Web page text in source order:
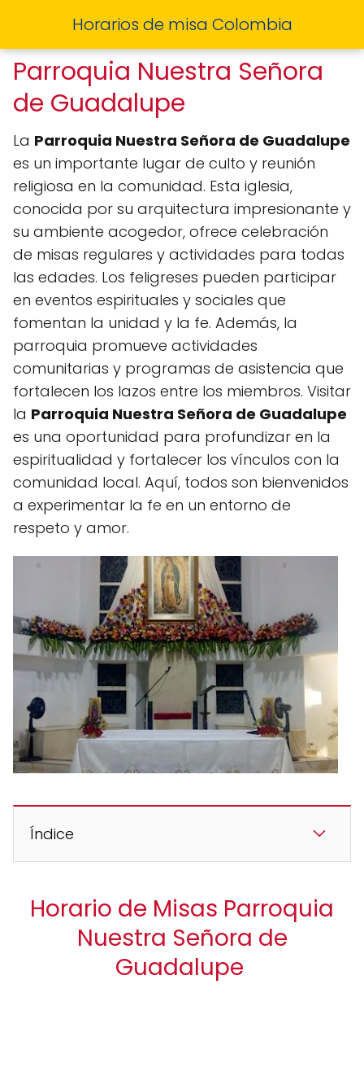
Horarios de misa Colombia
Parroquia Nuestra Señora
de Guadalupe
La Parroquia Nuestra Señora de Guadalupe
es un importante lugar de culto y reunión
religiosa en la comunidad. Esta iglesia,
conocida por su arquitectura impresionante y
su ambiente acogedor, ofrece celebración
de misas regulares y actividades para todas
las edades. Los feligreses pueden participar
en eventos espirituales y sociales que
fomentan la unidad y la fe. Además, la
parroquia promueve actividades
comunitarias y programas de asistencia que
fortalecen los lazos entre los miembros. Visitar
la Parroquia Nuestra Señora de Guadalupe
es una oportunidad para profundizar en la
espiritualidad y fortalecer los vínculos con la
comunidad local. Aquí, todos son bienvenidos
a experimentar la fe en un entorno de
respeto y amor.
Índice
Horario de Misas Parroquia
Nuestra Señora de
Guadalupe